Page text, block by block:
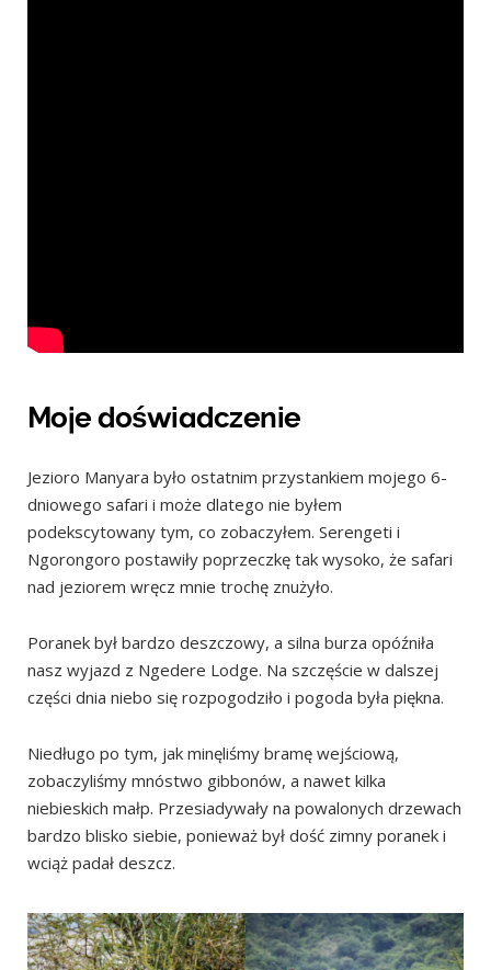
Moje doświadczenie
Jezioro Manyara było ostatnim przystankiem mojego 6-
dniowego safari i może dlatego nie byłem
podekscytowany tym, co zobaczyłem. Serengeti i
Ngorongoro postawiły poprzeczkę tak wysoko, że safari
nad jeziorem wręcz mnie trochę znużyło.
Poranek był bardzo deszczowy, a silna burza opóźniła
nasz wyjazd z Ngedere Lodge. Na szczęście w dalszej
części dnia niebo się rozpogodziło i pogoda była piękna.
Niedługo po tym, jak minęliśmy bramę wejściową,
zobaczyliśmy mnóstwo gibbonów, a nawet kilka
niebieskich małp. Przesiadywały na powalonych drzewach
bardzo blisko siebie, ponieważ był dość zimny poranek i
wciąż padał deszcz.